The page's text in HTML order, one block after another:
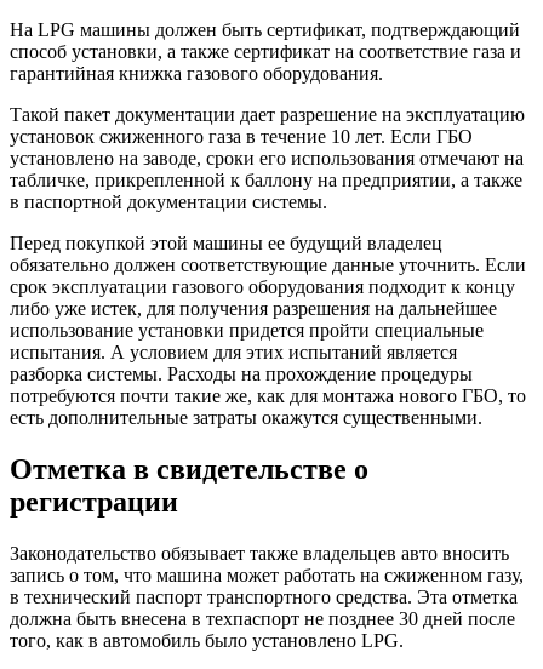
На LPG машины должен быть сертификат, подтверждающий
способ установки, а также сертификат на соответствие газа и
гарантийная книжка газового оборудования.
Такой пакет документации дает разрешение на эксплуатацию
установок сжиженного газа в течение 10 лет. Если ГБО
установлено на заводе, сроки его использования отмечают на
табличке, прикрепленной к баллону на предприятии, а также
в паспортной документации системы.
Перед покупкой этой машины ее будущий владелец
обязательно должен соответствующие данные уточнить. Если
срок эксплуатации газового оборудования подходит к концу
либо уже истек, для получения разрешения на дальнейшее
использование установки придется пройти специальные
испытания. А условием для этих испытаний является
разборка системы. Расходы на прохождение процедуры
потребуются почти такие же, как для монтажа нового ГБО, то
есть дополнительные затраты окажутся существенными.
Отметка в свидетельстве о
регистрации
Законодательство обязывает также владельцев авто вносить
запись о том, что машина может работать на сжиженном газу,
в технический паспорт транспортного средства. Эта отметка
должна быть внесена в техпаспорт не позднее 30 дней после
того, как в автомобиль было установлено LPG.